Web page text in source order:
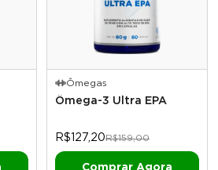
Ômegas
Ômega-3 Ultra EPA
R$127,20R$159,00